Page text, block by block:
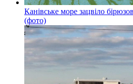
Канівське море зацвіло
(фото)